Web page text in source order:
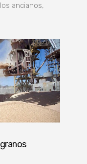
ancianos,